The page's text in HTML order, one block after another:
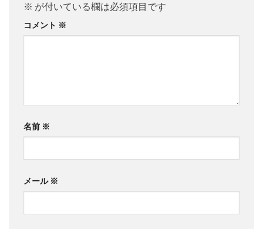
※ が付いている欄は必須項目です
コメント ※
名前 ※
メール ※